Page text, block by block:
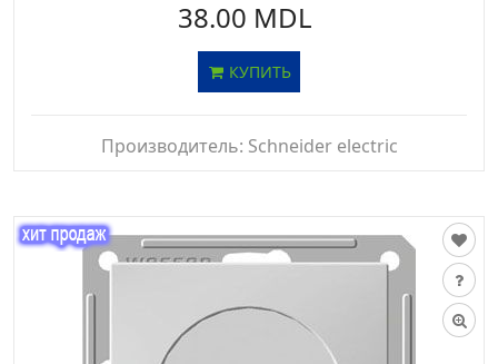
38.00 MDL
КУПИТЬ
Производитель: Schneider electric